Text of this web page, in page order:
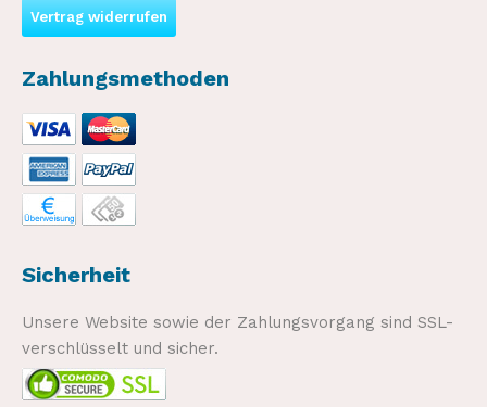
Vertrag widerrufen
Zahlungsmethoden
Sicherheit
Unsere Website sowie der Zahlungsvorgang sind SSL-
verschlüsselt und sicher.